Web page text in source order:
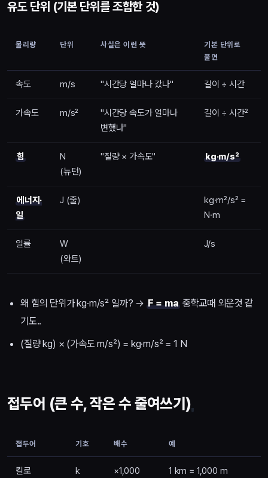
유도 단위 (기본 단위를 조합한 것)
물리량 단위 사실은 이런 뜻
기본 단위로
풀면
속도 m/s "시간당 얼마나 갔나" 길이 ÷ 시간
가속도 m/s²
"시간당 속도가 얼마나
변했나"
길이 ÷ 시간²
힘
N
(뉴턴)
"질량 × 가속도" kg·m/s²
에너지·
일
J (줄)
kg·m²/s² =
N·m
일률
W
(와트)
J/s
왜 힘의 단위가 kg·m/s² 일까? → F = ma중학교때 외운것 같
기도..
(질량 kg) × (가속도 m/s²) = kg·m/s² = 1 N
접두어 (큰 수, 작은 수 줄여쓰기)
접두어 기호 배수 예
킬로 k ×1,000 1 km = 1,000 m